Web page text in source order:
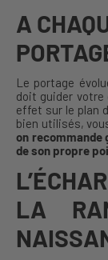
A
Le portage
doit guider
effet sur le plan
bien utilisés,
on recommande
de son propre
LA